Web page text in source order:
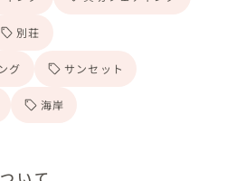
別荘
グ サンセット
海岸